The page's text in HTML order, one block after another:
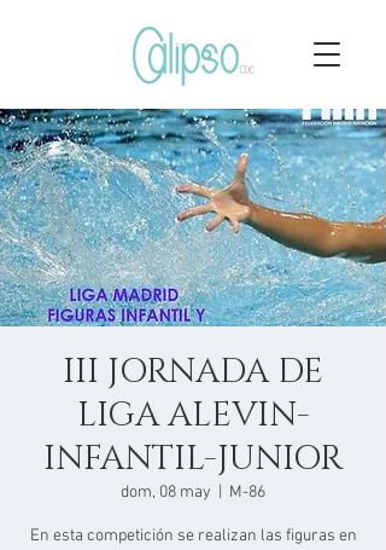
III JORNADA DE
LIGA ALEVIN-
INFANTIL-JUNIOR
dom, 08 may M-86
En esta competición se realizan las figuras en